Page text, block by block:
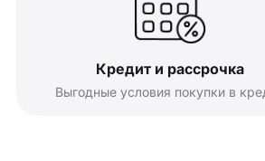
Кредит и рассрочка
Выгодные условия покупки в